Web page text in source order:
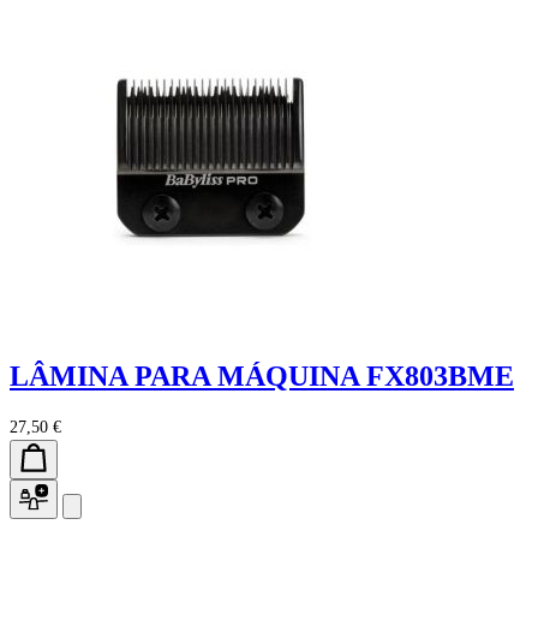
LÂMINA PARA MÁQUINA FX803BME
27,50 €